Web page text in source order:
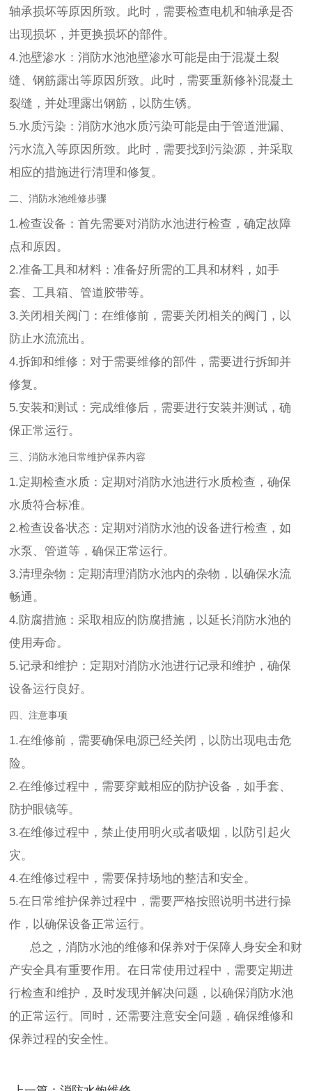
轴承损坏等原因所致。此时，需要检查电机和轴承是否
出现损坏，并更换损坏的部件。
4.池壁渗水：消防水池池壁渗水可能是由于混凝土裂
缝、钢筋露出等原因所致。此时，需要重新修补混凝土
裂缝，并处理露出钢筋，以防生锈。
5.水质污染：消防水池水质污染可能是由于管道泄漏、
污水流入等原因所致。此时，需要找到污染源，并采取
相应的措施进行清理和修复。
二、消防水池维修步骤
1.检查设备：首先需要对消防水池进行检查，确定故障
点和原因。
2.准备工具和材料：准备好所需的工具和材料，如手
套、工具箱、管道胶带等。
3.关闭相关阀门：在维修前，需要关闭相关的阀门，以
防止水流流出。
4.拆卸和维修：对于需要维修的部件，需要进行拆卸并
修复。
5.安装和测试：完成维修后，需要进行安装并测试，确
保正常运行。
三、消防水池日常维护保养内容
1.定期检查水质：定期对消防水池进行水质检查，确保
水质符合标准。
2.检查设备状态：定期对消防水池的设备进行检查，如
水泵、管道等，确保正常运行。
3.清理杂物：定期清理消防水池内的杂物，以确保水流
畅通。
4.防腐措施：采取相应的防腐措施，以延长消防水池的
使用寿命。
5.记录和维护：定期对消防水池进行记录和维护，确保
设备运行良好。
四、注意事项
1.在维修前，需要确保电源已经关闭，以防出现电击危
险。
2.在维修过程中，需要穿戴相应的防护设备，如手套、
防护眼镜等。
3.在维修过程中，禁止使用明火或者吸烟，以防引起火
灾。
4.在维修过程中，需要保持场地的整洁和安全。
5.在日常维护保养过程中，需要严格按照说明书进行操
作，以确保设备正常运行。
总之，消防水池的维修和保养对于保障人身安全和财
产安全具有重要作用。在日常使用过程中，需要定期进
行检查和维护，及时发现并解决问题，以确保消防水池
的正常运行。同时，还需要注意安全问题，确保维修和
保养过程的安全性。